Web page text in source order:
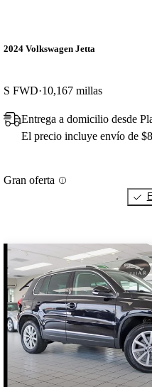
2024 Volkswagen Jetta
S FWD 10,167 millas
Entrega a domicilio desde
El precio incluye envío de
Gran oferta